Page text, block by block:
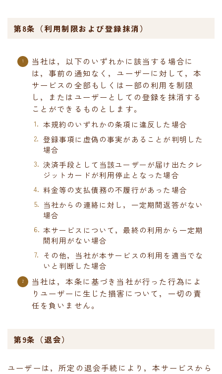
第8条（利用制限および登録抹消）
当社は，以下のいずれかに該当する場合に
は，事前の通知なく，ユーザーに対して，本
サービスの全部もしくは一部の利用を制限
し，またはユーザーとしての登録を抹消する
ことができるものとします。
本規約のいずれかの条項に違反した場合
登録事項に虚偽の事実があることが判明した
場合
決済手段として当該ユーザーが届け出たクレ
ジットカードが利用停止となった場合
料金等の支払債務の不履行があった場合
当社からの連絡に対し，一定期間返答がない
場合
本サービスについて，最終の利用から一定期
間利用がない場合
その他，当社が本サービスの利用を適当でな
いと判断した場合
当社は，本条に基づき当社が行った行為によ
りユーザーに生じた損害について，一切の責
任を負いません。
第9条（退会）
ユーザーは，所定の退会手続により，本サービスから